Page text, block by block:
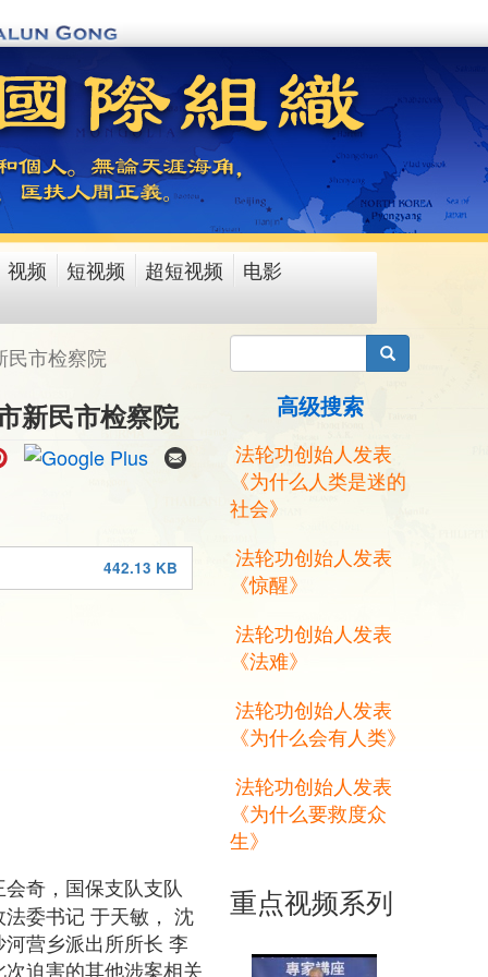
视频 短视频 超短视频 电影
民市检察院
新民市检察院
442.13 KB
奇，国保支队支队
委书记 于天敏， 沈
营乡派出所所长 李
迫害的其他涉案相关
搜索
高级搜索
法轮功创始人发表
《为什么人类是迷的
社会》
法轮功创始人发表
《惊醒》
法轮功创始人发表
《法难》
法轮功创始人发表
《为什么会有人类》
法轮功创始人发表
《为什么要救度众
生》
重点视频系列